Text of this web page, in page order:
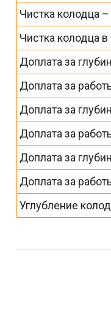
Чистка колодца
Чистка колодца
Доплата за
Доплата за
Доплата за
Доплата за
Доплата за
Доплата за
Углубление